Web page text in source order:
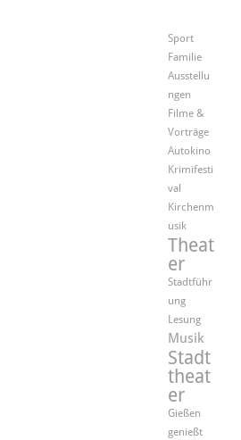
Sport
Familie
Ausstellu
ngen
Filme &
Vorträge
Autokino
Krimifesti
val
Kirchenm
usik
Theat
er
Stadtführ
ung
Lesung
Musik
Stadt
theat
er
Gießen
genießt